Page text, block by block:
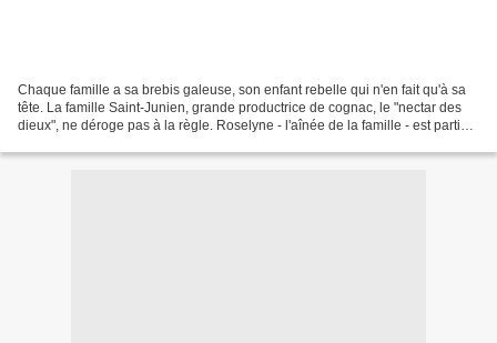
Chaque famille a sa brebis galeuse, son enfant rebelle qui n'en fait qu'à sa
tête. La famille Saint-Junien, grande productrice de cognac, le "nectar des
dieux", ne déroge pas à la règle. Roselyne - l'aînée de la famille - est partie